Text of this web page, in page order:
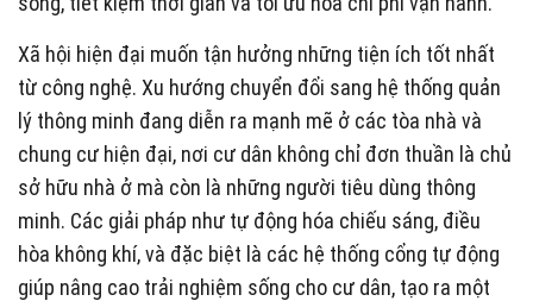
Xã hội hiện đại muốn tận hưởng những tiện ích tốt nhất
từ công nghệ. Xu hướng chuyển đổi sang hệ thống quản
lý thông minh đang diễn ra mạnh mẽ ở các tòa nhà và
chung cư hiện đại, nơi cư dân không chỉ đơn thuần là chủ
sở hữu nhà ở mà còn là những người tiêu dùng thông
minh. Các giải pháp như tự động hóa chiếu sáng, điều
hòa không khí, và đặc biệt là các hệ thống cổng tự động
giúp nâng cao trải nghiệm sống cho cư dân, tạo ra một